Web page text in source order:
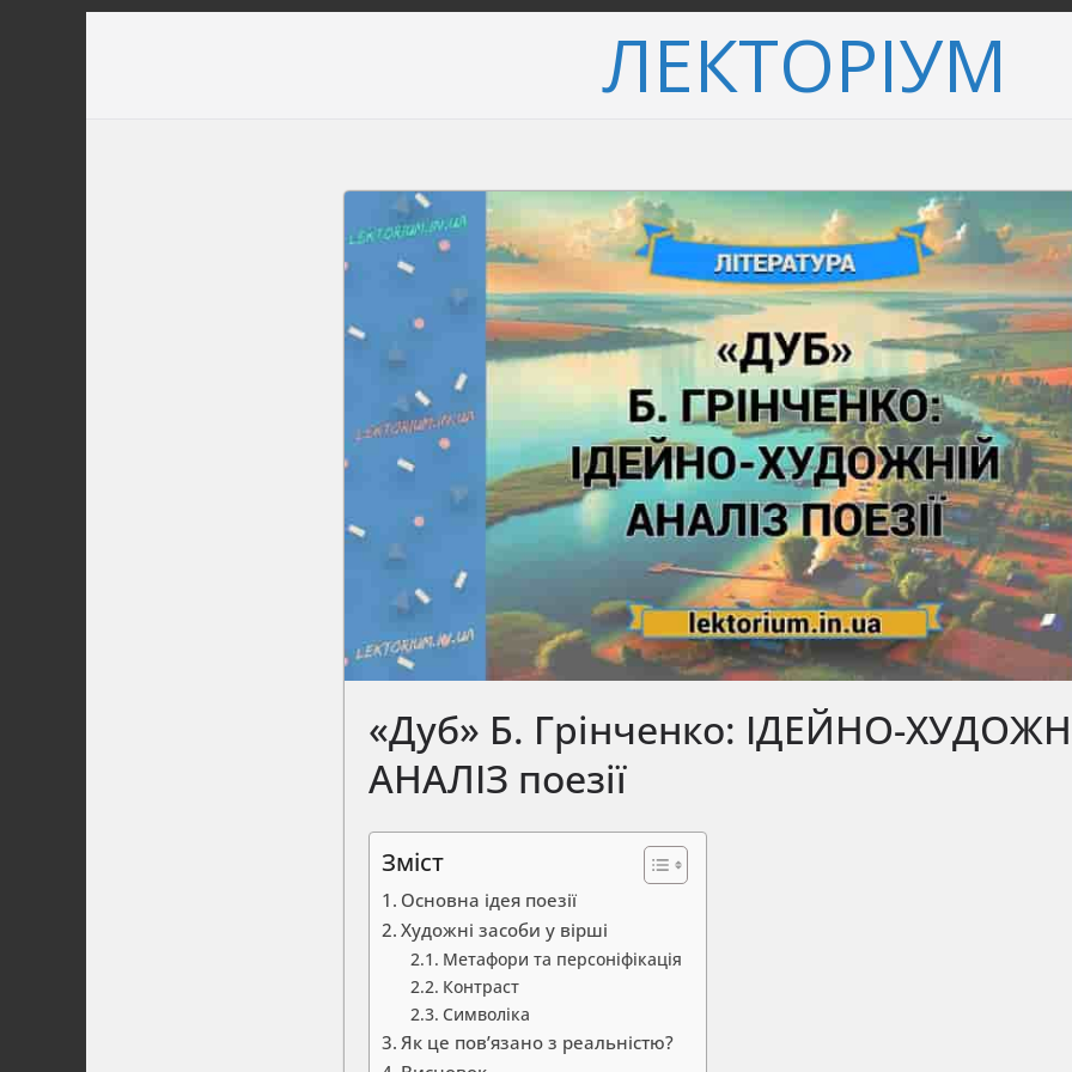
ЛЕКТОРІУМ
«Дуб» Б. Грінченко: ІДЕЙНО-
АНАЛІЗ поезії
Зміст
Основна ідея поезії
Художні засоби у вірші
Метафори та персоніфікація
Контраст
Символіка
Як це пов’язано з реальністю?